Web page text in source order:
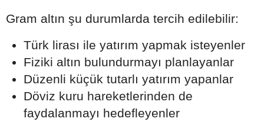
Gram altın şu durumlarda tercih edilebilir:
Türk lirası ile yatırım yapmak isteyenler
Fiziki altın bulundurmayı planlayanlar
Düzenli küçük tutarlı yatırım yapanlar
Döviz kuru hareketlerinden de
faydalanmayı hedefleyenler